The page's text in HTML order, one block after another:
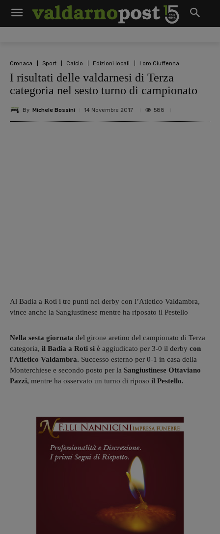
Cronaca Sport Calcio Edizioni locali Loro Ciuffenna
I risultati delle valdarnesi di Terza
categoria nel sesto turno di campionato
By Michele Bossini 14 Novembre 2017 588
Al Badia a Roti i tre punti nel derby con l’Atletico Valdambra,
vince anche la Sangiustinese mentre ha riposato il Pestello
Nella sesta giornata del girone aretino del campionato di Terza
categoria, il Badia a Roti si è aggiudicato per 3-0 il derby con
l'Atletico Valdambra. Successo esterno per 0-1 in casa della
Monterchiese e secondo posto per la Sangiustinese Ottaviano
Pazzi, mentre ha osservato un turno di riposo il Pestello.